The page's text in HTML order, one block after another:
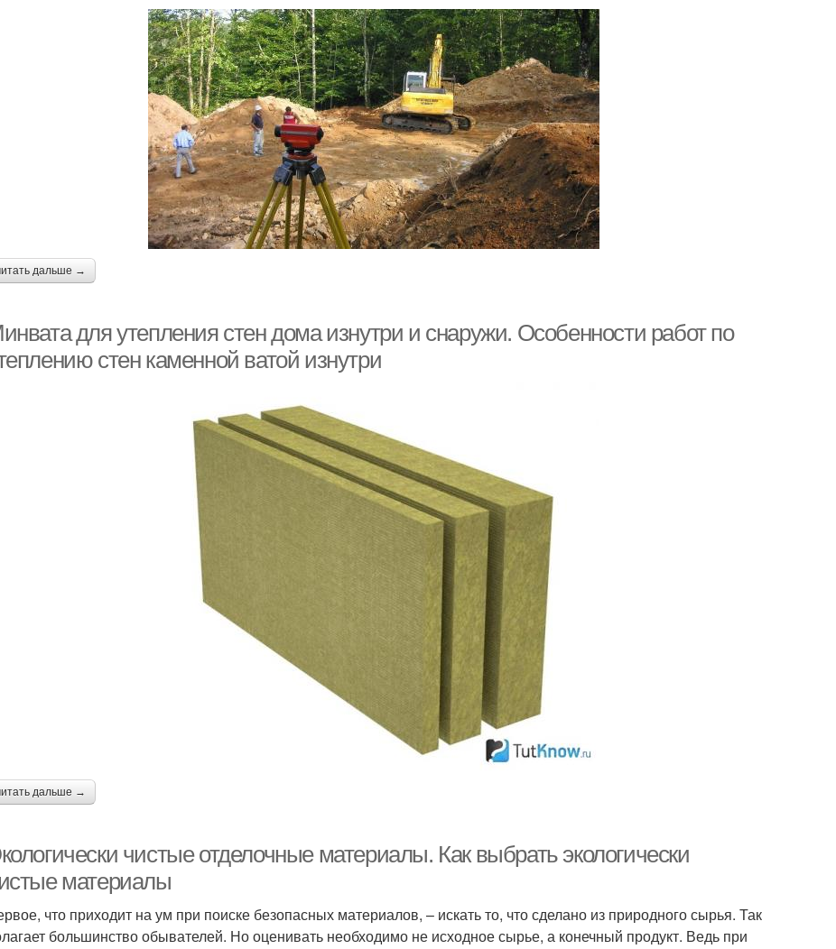
дальше →
для утепления стен дома изнутри и снаружи. Особенности работ по
стен каменной ватой изнутри
дальше →
чистые отделочные материалы. Как выбрать экологически
материалы
что приходит на ум при поиске безопасных материалов, – искать то, что сделано из природного сырья. Так
большинство обывателей. Но оценивать необходимо не исходное сырье, а конечный продукт. Ведь при